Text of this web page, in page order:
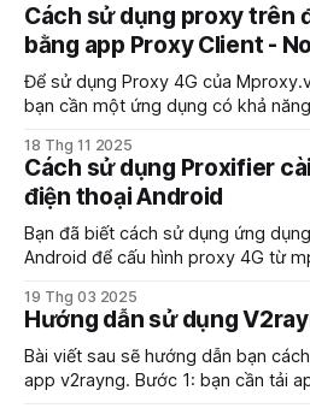
Cách sử dụng proxy trên
bằng app Proxy Client -
Để sử dụng Proxy 4G của
bạn cần một ứng dụng có khả
proxy đó. Proxy Client - No Root là
Mproxy
18 Thg 11 2025
Cách sử dụng Proxifier
điện thoại Android
Bạn đã biết cách sử dụng ứng
Android để cấu hình proxy 4G từ
19 Thg 03 2025
Hướng dẫn sử dụng
Bài viết sau sẽ hướng dẫn bạn
app v2rayng. Bước 1: bạn cần tải app v2rayng trên android